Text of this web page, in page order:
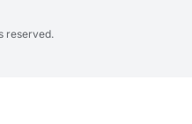
reserved.